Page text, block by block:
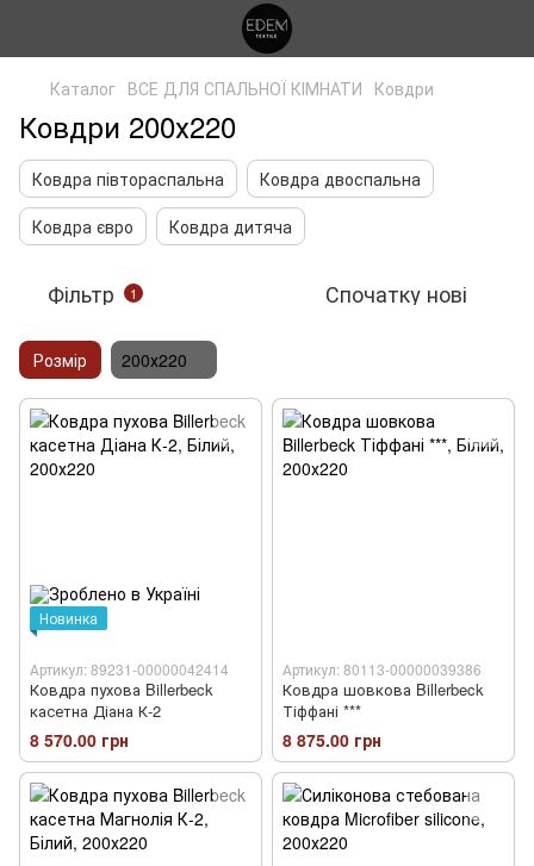
Каталог ВСЕ ДЛЯ СПАЛЬНОЇ КІМНАТИ Ковдри
Ковдри 200х220
Ковдра півтораспальна
Ковдра двоспальна
Ковдра євро
Ковдра дитяча
Фільтр 1 Спочатку нові
Розмір 200х220
Новинка
Артикул: 89231-00000042414
Ковдра пухова Billerbeck
касетна Діана К-2
8 570.00 грн
Артикул: 80113-00000039386
Ковдра шовкова Billerbeck
Тіффані ***
8 875.00 грн